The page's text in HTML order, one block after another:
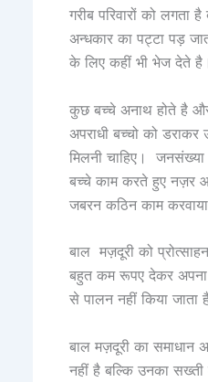
गरीब परिवारों को
अन्धकार का पट्टा पड़
के लिए कहीं भी भेज देते
कुछ बच्चे अनाथ होते है
अपराधी बच्चो को
मिलनी चाहिए। जनसंख्या
बच्चे काम करते हुए नज़र
जबरन कठिन काम
बाल मज़दूरी को
बहुत कम रूपए देकर अपना
से पालन नहीं किया जाता
बाल मज़दूरी का समाधान
नहीं है बल्कि उनका